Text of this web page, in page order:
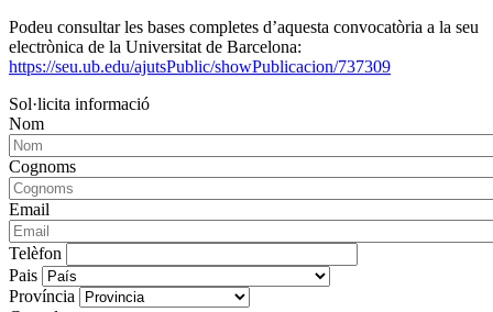
Podeu consultar les bases completes d’aquesta convocatòria a la seu
electrònica de la Universitat de Barcelona:
https://seu.ub.edu/ajutsPublic/showPublicacion/737309
Sol·licita informació
Nom
Cognoms
Email
Telèfon
Pais
Província